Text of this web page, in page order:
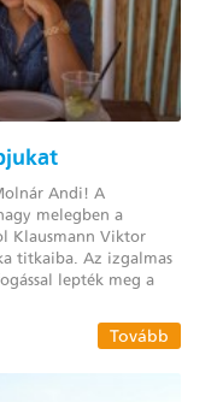
Andi! A
melegben a
Klausmann Viktor
titkaiba. Az izgalmas
lepték meg a
Tovább